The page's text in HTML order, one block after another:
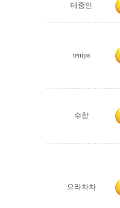
테중인
tenipa
수창
으라차차